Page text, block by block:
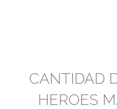
CANTIDAD
HEROES